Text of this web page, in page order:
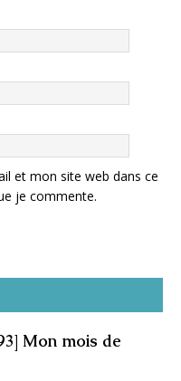
et mon site web dans ce
je commente.
Mon mois de